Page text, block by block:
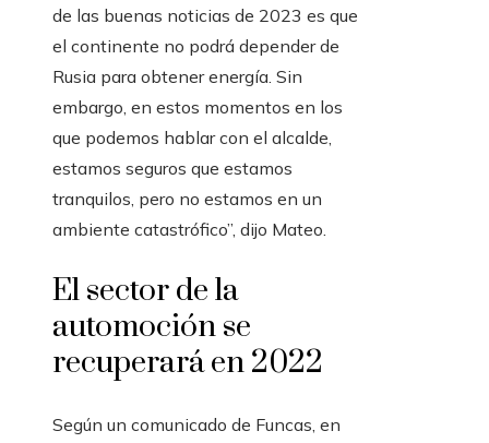
de las buenas noticias de 2023 es que
el continente no podrá depender de
Rusia para obtener energía. Sin
embargo, en estos momentos en los
que podemos hablar con el alcalde,
estamos seguros que estamos
tranquilos, pero no estamos en un
ambiente catastrófico”, dijo Mateo.
El sector de la
automoción se
recuperará en 2022
Según un comunicado de Funcas, en